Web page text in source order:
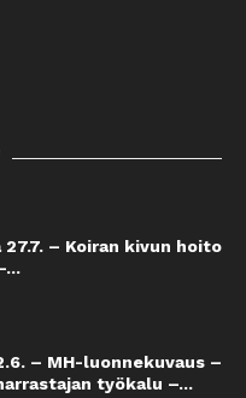
– Koiran kivun hoito
– MH-luonnekuvaus –
työkalu –...